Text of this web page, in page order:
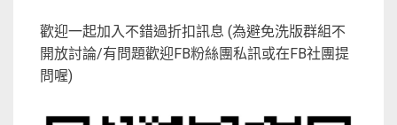
歡迎一起加入不錯過折扣訊息 (為避免洗版群組不
開放討論/有問題歡迎FB粉絲團私訊或在FB社團提
問喔)